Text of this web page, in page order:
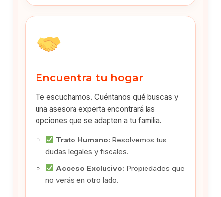
Encuentra tu hogar
Te escuchamos. Cuéntanos qué buscas y
una asesora experta encontrará las
opciones que se adapten a tu familia.
Trato Humano: Resolvemos tus
dudas legales y fiscales.
Acceso Exclusivo: Propiedades que
no verás en otro lado.